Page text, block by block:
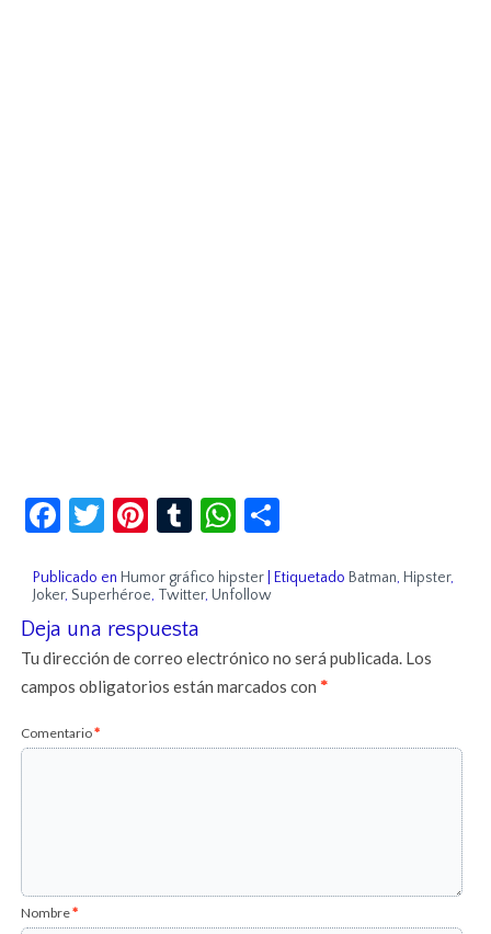
Facebook
Twitter
Pinterest
TumblrWhatsApp
Publicado en Humor gráfico hipster |Etiquetado Batman, Hipster,
Joker, Superhéroe, Twitter, Unfollow
Deja una respuesta
Tu dirección de correo electrónico no será publicada. Los
campos obligatorios están marcados con*
Comentario*
Nombre*